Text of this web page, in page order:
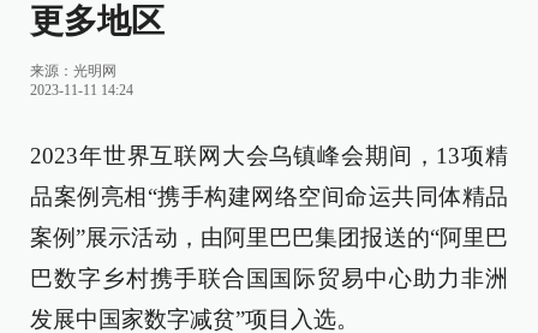
更多地区
来源： 光明网
2023-11-11 14:24
2023年世界互联网大会乌镇峰会期间，13项精
品案例亮相“携手构建网络空间命运共同体精品
案例”展示活动，由阿里巴巴集团报送的“阿里巴
巴数字乡村携手联合国国际贸易中心助力非洲
发展中国家数字减贫”项目入选。